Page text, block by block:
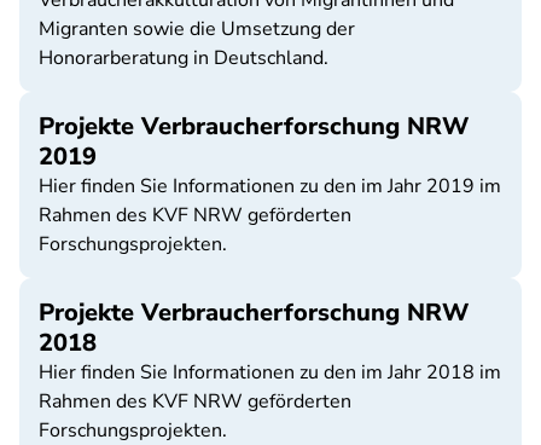
Migranten sowie die Umsetzung der
Honorarberatung in Deutschland.
Projekte Verbraucherforschung NRW
2019
Hier finden Sie Informationen zu den im Jahr 2019 im
Rahmen des KVF NRW geförderten
Forschungsprojekten.
Projekte Verbraucherforschung NRW
2018
Hier finden Sie Informationen zu den im Jahr 2018 im
Rahmen des KVF NRW geförderten
Forschungsprojekten.